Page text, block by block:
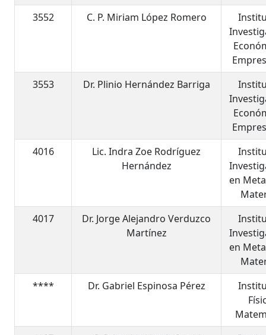
3552
C. P. Miriam López Romero
3553
Dr. Plinio Hernández Barriga
4016
Lic. Indra Zoe Rodríguez
Hernández
en
4017
Dr. Jorge Alejandro Verduzco
Martínez
en
****
Dr. Gabriel Espinosa Pérez